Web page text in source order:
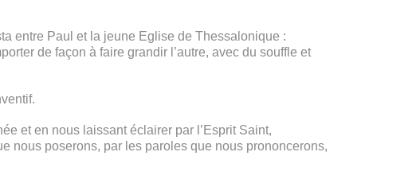
entre Paul et la jeune Eglise de Thessalonique :
de façon à faire grandir l’autre, avec du souffle et
et en nous laissant éclairer par l’Esprit Saint,
nous poserons, par les paroles que nous prononcerons,